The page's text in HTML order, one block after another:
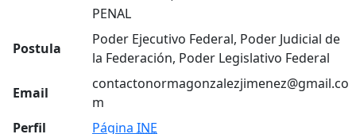
PENAL
Postula
Poder Ejecutivo Federal, Poder Judicial de
la Federación, Poder Legislativo Federal
Email
contactonormagonzalezjimenez@gmail.co
m
Perfil
Página INE